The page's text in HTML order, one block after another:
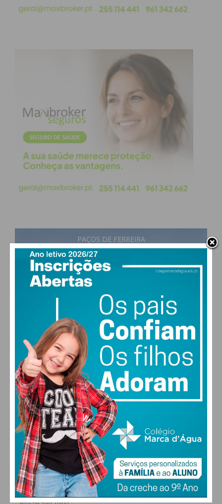
Imediato
obtenha de forma regular a informação
atualizada.
Eu li e concordo com os
PAÇOS DE FERREIRA
23°
74% humidade
22°
SÁB
26
DOM
28°
SEG
30°
ALTERAR
FARMACIAS DE SERVIÇO EM PAÇOS DE
FERREIRA